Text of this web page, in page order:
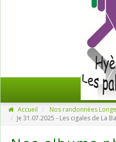
Accueil Nos randonnées
Je 31.07.2025 - Les cigales de La